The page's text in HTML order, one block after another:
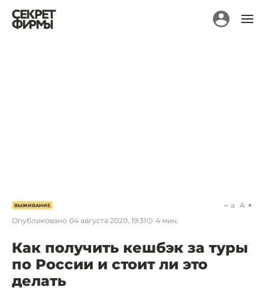
ВЫЖИВАНИЕ
Опубликовано 04 августа 2020, 19:31 4 мин.
a A
Как получить кешбэк за туры
по России и стоит ли это
делать